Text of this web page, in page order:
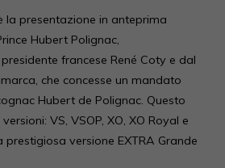
presentazione in anteprima
Hubert Polignac,
francese René Coty e dal
che concesse un mandato
Hubert de Polignac. Questo
VS, VSOP, XO, XO Royal e
prestigiosa versione EXTRA Grande